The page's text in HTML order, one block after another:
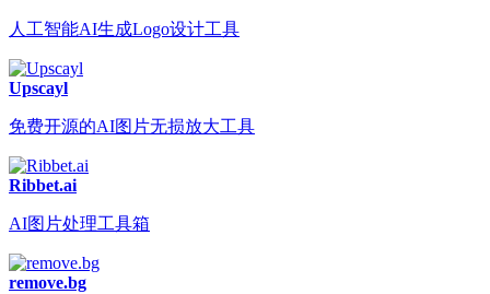
人工智能AI生成Logo设计工具
Upscayl
免费开源的AI图片无损放大工具
Ribbet.ai
AI图片处理工具箱
remove.bg